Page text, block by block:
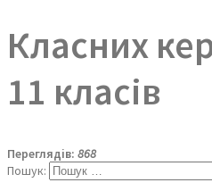
Класних
11 класів
Переглядів: 868
Пошук: